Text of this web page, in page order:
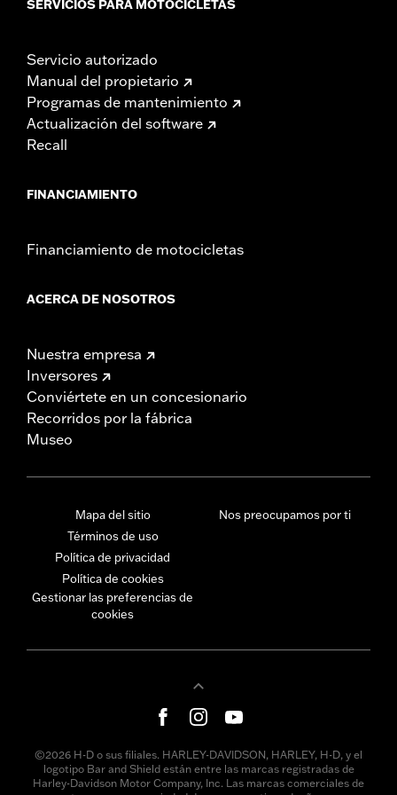
SERVICIOS PARA MOTOCICLETAS
Servicio autorizado
Manual del propietario
Programas de mantenimiento
Actualización del software
Recall
FINANCIAMIENTO
Financiamiento de motocicletas
ACERCA DE NOSOTROS
Nuestra empresa
Inversores
Conviértete en un concesionario
Recorridos por la fábrica
Museo
Mapa del sitio
Términos de uso
Política de privacidad
Política de cookies
Gestionar las preferencias de
cookies
Nos preocupamos por ti
©2026 H-D o sus filiales. HARLEY-DAVIDSON, HARLEY, H-D, y el
logotipo Bar and Shield están entre las marcas registradas de
Harley-Davidson Motor Company, Inc. Las marcas comerciales de